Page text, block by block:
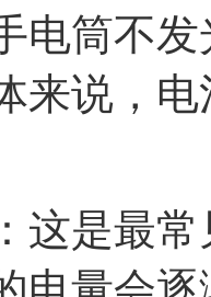
电筒不
来说，
这是最